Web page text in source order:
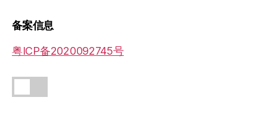
备案信息
粤ICP备2020092745号